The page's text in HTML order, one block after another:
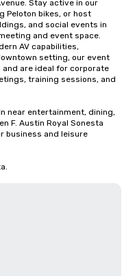
Stay active in our
bikes, or host
and social events in
and event space.
AV capabilities,
setting, our event
are ideal for corporate
training sessions, and
near entertainment, dining,
F. Austin Royal Sonesta
business and leisure